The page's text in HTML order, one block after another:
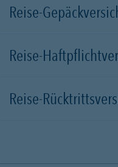
Reise-
Reise-
Reise-